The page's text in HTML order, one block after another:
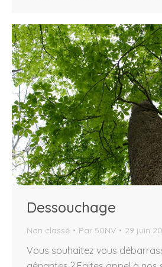
Dessouchage
Non classé Par 50NV 29 juin
Vous souhaitez vous